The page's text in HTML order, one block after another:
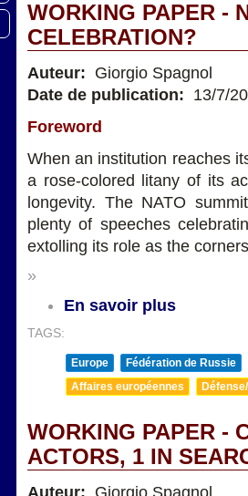
WORKING PAPER -
CELEBRATION?
Auteur: Giorgio Spagnol
Date de publication: 13/7/
Foreword
When an institution reaches
a rose-colored litany of its
longevity. The NATO
plenty of speeches
extolling its role as the
»
En savoir plus
TAGS:
Europe
Fédération de Russie
Affaires européennes
WORKING PAPER -
ACTORS, 1 IN